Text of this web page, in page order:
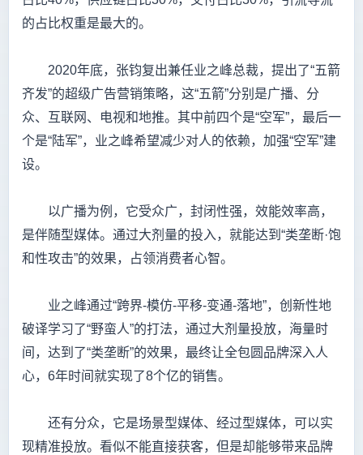
的占比权重是最大的。
2020年底，张钧复出兼任业之峰总裁，提出了“五箭
齐发”的超级广告营销策略，这“五箭”分别是广播、分
众、互联网、电视和地推。其中前四个是“空军”，最后一
个是“陆军”，业之峰希望减少对人的依赖，加强“空军”建
设。
以广播为例，它受众广，封闭性强，效能效率高，
是伴随型媒体。通过大剂量的投入，就能达到“类垄断·饱
和性攻击”的效果，占领消费者心智。
业之峰通过“跨界-模仿-平移-变通-落地”，创新性地
破译学习了“野蛮人”的打法，通过大剂量投放，海量时
间，达到了“类垄断”的效果，最终让全包圆品牌深入人
心，6年时间就实现了8个亿的销售。
还有分众，它是场景型媒体、经过型媒体，可以实
现精准投放。看似不能直接获客，但是却能够带来品牌